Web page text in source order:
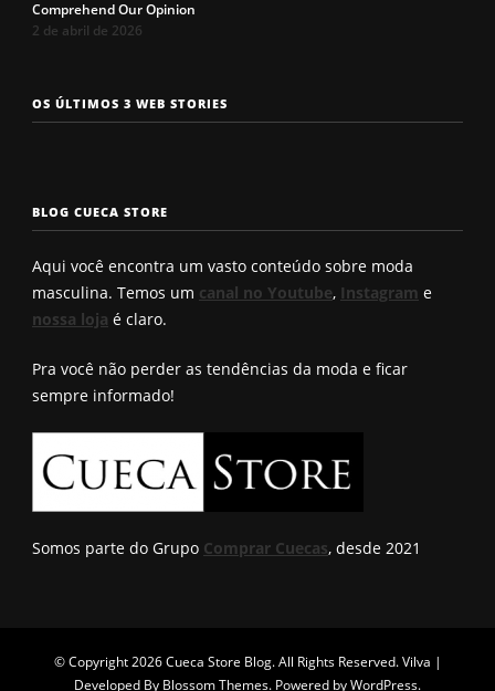
Comprehend Our Opinion
2 de abril de 2026
OS ÚLTIMOS 3 WEB STORIES
Os 7 tipos de
rosto
Cueca com
enchimento
a cueca
Roberto
BLOG CUECA STORE
Aqui você encontra um vasto conteúdo sobre moda
masculina. Temos um canal no Youtube, Instagram e
nossa loja é claro.
Pra você não perder as tendências da moda e ficar
sempre informado!
Somos parte do Grupo Comprar Cuecas, desde 2021
© Copyright 2026Cueca Store Blog. All Rights Reserved.Vilva |
Developed By Blossom Themes. Powered byWordPress.